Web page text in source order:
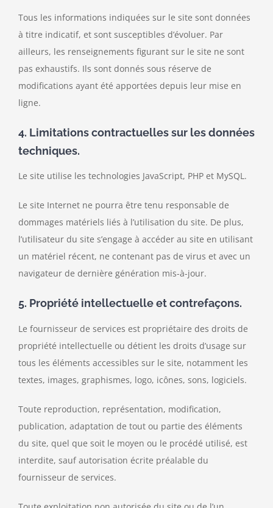
Tous les informations indiquées sur le site sont données
à titre indicatif, et sont susceptibles d’évoluer. Par
ailleurs, les renseignements figurant sur le site ne sont
pas exhaustifs. Ils sont donnés sous réserve de
modifications ayant été apportées depuis leur mise en
ligne.
4. Limitations contractuelles sur les données
techniques.
Le site utilise les technologies JavaScript, PHP et MySQL.
Le site Internet ne pourra être tenu responsable de
dommages matériels liés à l’utilisation du site. De plus,
l’utilisateur du site s’engage à accéder au site en utilisant
un matériel récent, ne contenant pas de virus et avec un
navigateur de dernière génération mis-à-jour.
5. Propriété intellectuelle et contrefaçons.
Le fournisseur de services est propriétaire des droits de
propriété intellectuelle ou détient les droits d’usage sur
tous les éléments accessibles sur le site, notamment les
textes, images, graphismes, logo, icônes, sons, logiciels.
Toute reproduction, représentation, modification,
publication, adaptation de tout ou partie des éléments
du site, quel que soit le moyen ou le procédé utilisé, est
interdite, sauf autorisation écrite préalable du
fournisseur de services.